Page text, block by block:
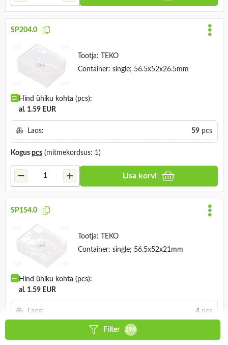
Filter 294
SP204.0
Tootja:
TEKO
Container: single; 56.5x52x26.5mm
Hind ühiku kohta (pcs):
al. 1.59 EUR
Laos: 59pcs
Kogus pcs(mitmekordsus: 1)
Lisa korvi
SP154.0
Tootja:
TEKO
Container: single; 56.5x52x21mm
Hind ühiku kohta (pcs):
al. 1.59 EUR
Laos: 4pcs
(mitmekordsus: 1)